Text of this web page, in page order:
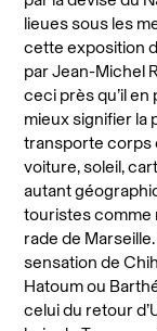
lieues sous les
cette exposition
par Jean-Michel
ceci près qu’il
mieux signifier la
transporte corps
voiture, soleil,
autant
touristes comme
rade de
sensation de
Hatoum ou
celui du retour